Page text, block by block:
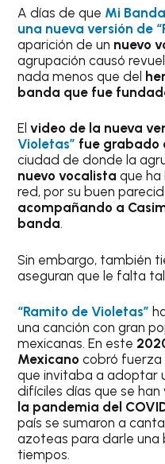
A días de que Mi
una nueva versión de
aparición de un nuevo
agrupación causó
nada menos que del
banda que fue
Elvideo de la nueva
Violetas” fue grabado
ciudad de donde la
nuevo vocalista que ha
red, por su buen
acompañando a
banda.
Sin embargo, también
aseguran que le falta
“Ramito de Violetas”
una canción con gran
mexicanas. En este
Mexicano cobró fuerza
que invitaba a adoptar
difíciles días que se han
la pandemia del
país se sumaron a
azoteas para darle una
tiempos.